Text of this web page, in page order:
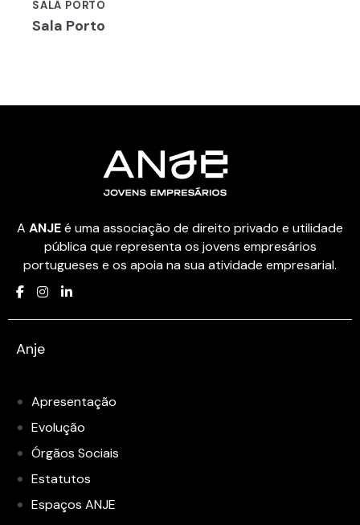
SALA PORTO
Sala Porto
A ANJEé uma associação de direito privado e utilidade
pública que representa os jovens empresários
portugueses e os apoia na sua atividade empresarial.
Anje
Apresentação
Evolução
Órgãos Sociais
Estatutos
Espaços ANJE